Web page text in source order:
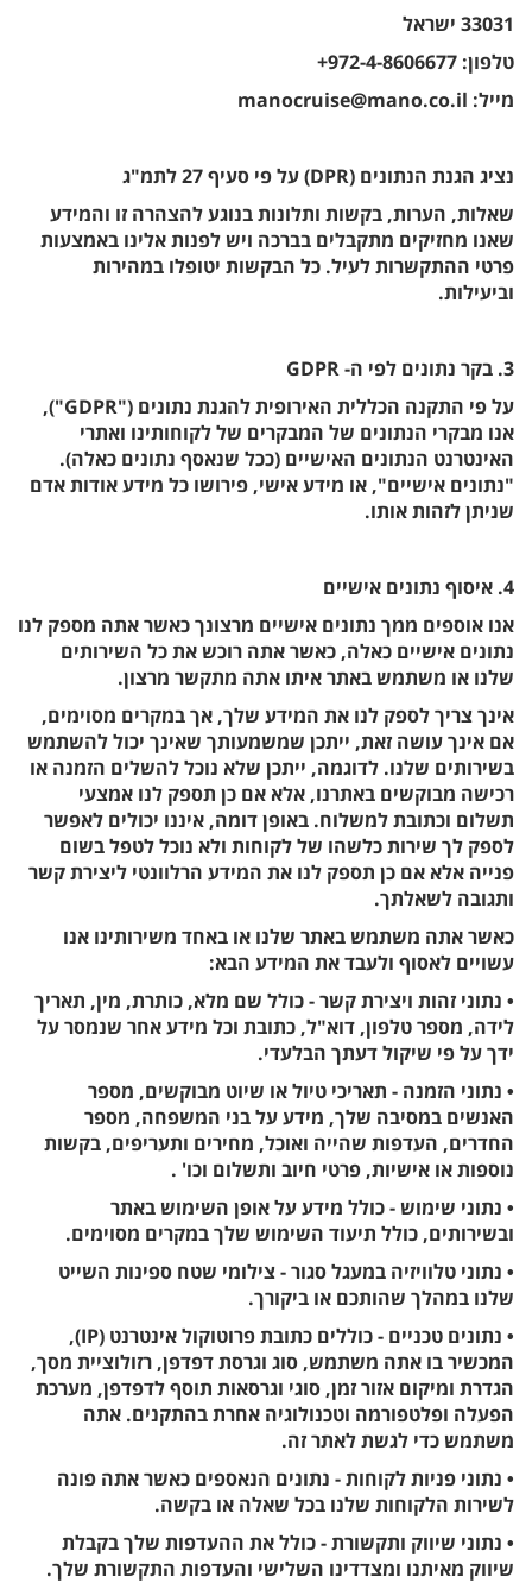
33031 ישראל
טלפון: 972-4-8606677+
מייל: manocruise@mano.co.il
נציג הגנת הנתונים (DPR) על פי סעיף 27 לתמ"ג
שאלות, הערות, בקשות ותלונות בנוגע להצהרה זו והמידע
שאנו מחזיקים מתקבלים בברכה ויש לפנות אלינו באמצעות
פרטי ההתקשרות לעיל. כל הבקשות יטופלו במהירות
וביעילות.
3. בקר נתונים לפי ה- GDPR
על פי התקנה הכללית האירופית להגנת נתונים ("GDPR"),
אנו מבקרי הנתונים של המבקרים של לקוחותינו ואתרי
האינטרנט הנתונים האישיים (ככל שנאסף נתונים כאלה).
"נתונים אישיים", או מידע אישי, פירושו כל מידע אודות אדם
שניתן לזהות אותו.
4. איסוף נתונים אישיים
אנו אוספים ממך נתונים אישיים מרצונך כאשר אתה מספק לנו
נתונים אישיים כאלה, כאשר אתה רוכש את כל השירותים
שלנו או משתמש באתר איתו אתה מתקשר מרצון.
אינך צריך לספק לנו את המידע שלך, אך במקרים מסוימים,
אם אינך עושה זאת, ייתכן שמשמעותך שאינך יכול להשתמש
בשירותים שלנו. לדוגמה, ייתכן שלא נוכל להשלים הזמנה או
רכישה מבוקשים באתרנו, אלא אם כן תספק לנו אמצעי
תשלום וכתובת למשלוח. באופן דומה, איננו יכולים לאפשר
לספק לך שירות כלשהו של לקוחות ולא נוכל לטפל בשום
פנייה אלא אם כן תספק לנו את המידע הרלוונטי ליצירת קשר
ותגובה לשאלתך.
כאשר אתה משתמש באתר שלנו או באחד משירותינו אנו
עשויים לאסוף ולעבד את המידע הבא:
• נתוני זהות ויצירת קשר - כולל שם מלא, כותרת, מין, תאריך
לידה, מספר טלפון, דוא"ל, כתובת וכל מידע אחר שנמסר על
ידך על פי שיקול דעתך הבלעדי.
• נתוני הזמנה - תאריכי טיול או שיוט מבוקשים, מספר
האנשים במסיבה שלך, מידע על בני המשפחה, מספר
החדרים, העדפות שהייה ואוכל, מחירים ותעריפים, בקשות
נוספות או אישיות, פרטי חיוב ותשלום וכו' .
• נתוני שימוש - כולל מידע על אופן השימוש באתר
ובשירותים, כולל תיעוד השימוש שלך במקרים מסוימים.
• נתוני טלוויזיה במעגל סגור - צילומי שטח ספינות השייט
שלנו במהלך שהותכם או ביקורך.
• נתונים טכניים - כוללים כתובת פרוטוקול אינטרנט (IP),
המכשיר בו אתה משתמש, סוג וגרסת דפדפן, רזולוציית מסך,
הגדרת ומיקום אזור זמן, סוגי וגרסאות תוסף לדפדפן, מערכת
הפעלה ופלטפורמה וטכנולוגיה אחרת בהתקנים. אתה
משתמש כדי לגשת לאתר זה.
• נתוני פניות לקוחות - נתונים הנאספים כאשר אתה פונה
לשירות הלקוחות שלנו בכל שאלה או בקשה.
• נתוני שיווק ותקשורת - כולל את ההעדפות שלך בקבלת
שיווק מאיתנו ומצדדינו השלישי והעדפות התקשורת שלך.